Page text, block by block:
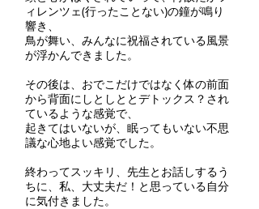
ィレンツェ(行ったことない)の鐘が鳴り
響き、
鳥が舞い、みんなに祝福されている風景
が浮かんできました。
その後は、おでこだけではなく体の前面
から背面にしとしととデトックス？され
ているような感覚で、
起きてはいないが、眠ってもいない不思
議な心地よい感覚でした。
終わってスッキリ、先生とお話しするう
ちに、私、大丈夫だ！と思っている自分
に気付きました。